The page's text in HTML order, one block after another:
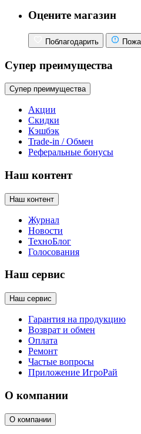
Оцените магазин
Поблагодарить
Супер преимущества
Супер преимущества
Акции
Скидки
Кэшбэк
Trade-in / Обмен
Реферальные бонусы
Наш контент
Наш контент
Журнал
Новости
ТехноБлог
Голосования
Наш сервис
Наш сервис
Гарантия на продукцию
Возврат и обмен
Оплата
Ремонт
Частые вопросы
Приложение ИгроРай
О компании
О компании